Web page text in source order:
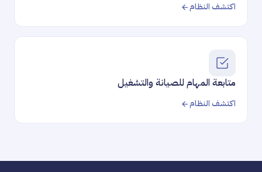
اكتشف النظام
متابعة المهام للصيانة والتشغيل
اكتشف النظام